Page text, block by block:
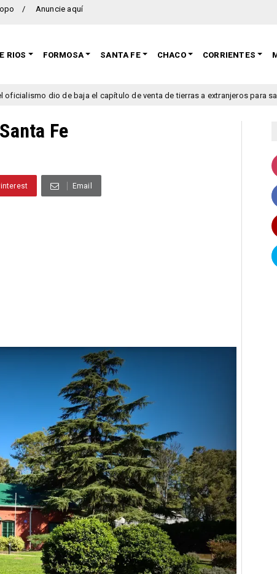
Anuncie aquí
RIOS FORMOSA SANTA FE CHACO CORRIENTES
baja el capítulo de venta de tierras a extranjeros para salvar la sesión
Fe
Email